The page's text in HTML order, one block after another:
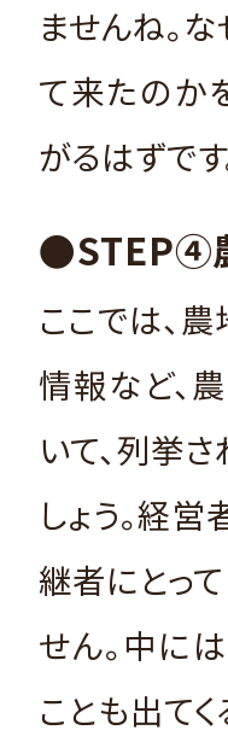
ませんね。
て来たのか
がるはずです
●STEP④
ここでは、
情報など、
いて、列挙
しょう。経
継者にとっ
せん。中に
ことも出てく